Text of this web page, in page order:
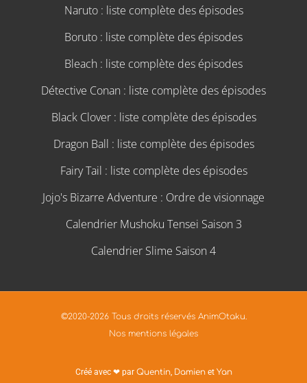
Naruto : liste complète des épisodes
Boruto : liste complète des épisodes
Bleach : liste complète des épisodes
Détective Conan : liste complète des épisodes
Black Clover : liste complète des épisodes
Dragon Ball : liste complète des épisodes
Fairy Tail : liste complète des épisodes
Jojo's Bizarre Adventure : Ordre de visionnage
Calendrier Mushoku Tensei Saison 3
Calendrier Slime Saison 4
©2020-2026 Tous droits réservés AnimOtaku.
Nos mentions légales
Créé avec ❤ par Quentin, Damienet Yan